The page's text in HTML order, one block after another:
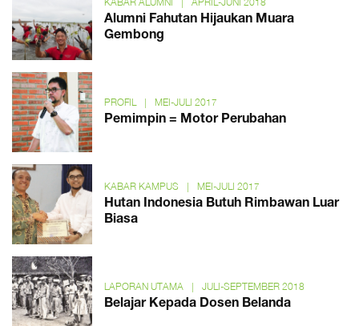
Alumni Fahutan Hijaukan Muara
Gembong
PROFIL | MEI-JULI 2017
Pemimpin = Motor Perubahan
KABAR KAMPUS | MEI-JULI 2017
Hutan Indonesia Butuh Rimbawan Luar
Biasa
LAPORAN UTAMA | JULI-SEPTEMBER 2018
Belajar Kepada Dosen Belanda